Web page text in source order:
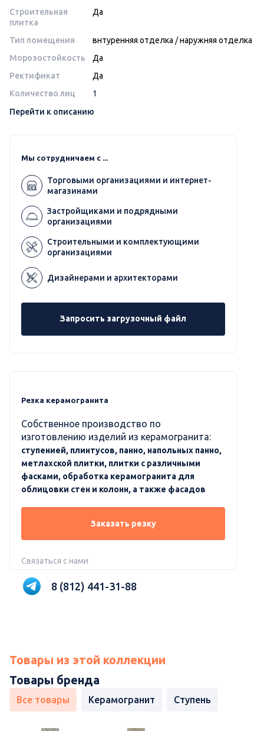
Строительная
плитка
Да
Тип помещения внтуренняя отделка /наружняя отделка
Морозостойкость
Да
Ректификат
Да
Количество лиц
1
Перейти к описанию
Мы сотрудничаем с ...
Торговыми организациями и интернет-
магазинами
Застройщиками и подрядными
организациями
Строительными и комплектующими
организациями
Дизайнерами и архитекторами
Запросить загрузочный файл
Резка керамогранита
Собственное производство по
изготовлению изделий из керамогранита:
ступенией, плинтусов, панно, напольных панно,
метлахской плитки, плитки с различными
фасками, обработка керамогранита для
облицовки стен и колонн, а также фасадов
Заказать резку
Связаться с нами
8 (812) 441-31-88
Товары из этой коллекции
Товары бренда
Все товары Керамогранит Ступень